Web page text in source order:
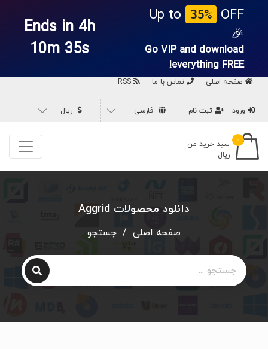
Up to 35%
OFF
🎉
Go VIP and download
everything FREE!
Ends in 4h
10m 35s
صفحه اصلی تماس با ما
ورود ثبت نام فارسی ریال
۰
سبد خرید من
ریال
دانلود محصولات Aggrid
صفحه اصلی / جستجو